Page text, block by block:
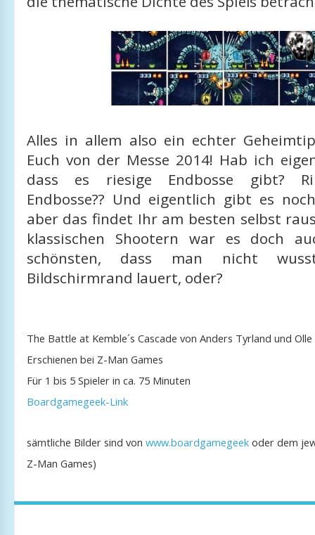
Alles in allem also ein echter
Euch von der Messe 2014! Hab ich
dass es riesige Endbosse gibt?
Endbosse?? Und eigentlich gibt es
aber das findet Ihr am besten selbst
klassischen Shootern war es doch
schönsten, dass man nicht
Bildschirmrand lauert, oder?
The Battle at Kemble´s Cascade von Anders Tyrland und
Erschienen bei Z-Man Games
Für 1 bis 5 Spieler in ca. 75 Minuten
Boardgamegeek-Link
sämtliche Bilder sind von www.boardgamegeekoder dem
Z-Man Games)